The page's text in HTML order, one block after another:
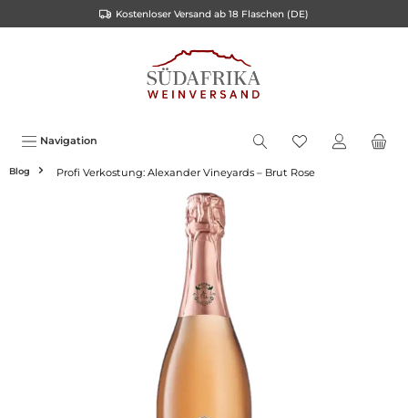
Kostenloser Versand ab 18 Flaschen (DE)
Navigation
Blog Profi Verkostung: Alexander Vineyards – Brut Rose